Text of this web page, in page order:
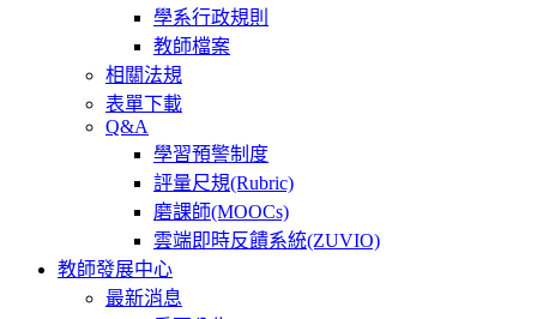
學系行政規則
教師檔案
相關法規
表單下載
Q&A
學習預警制度
評量尺規(Rubric)
磨課師(MOOCs)
雲端即時反饋系統(ZUVIO)
教師發展中心
最新消息